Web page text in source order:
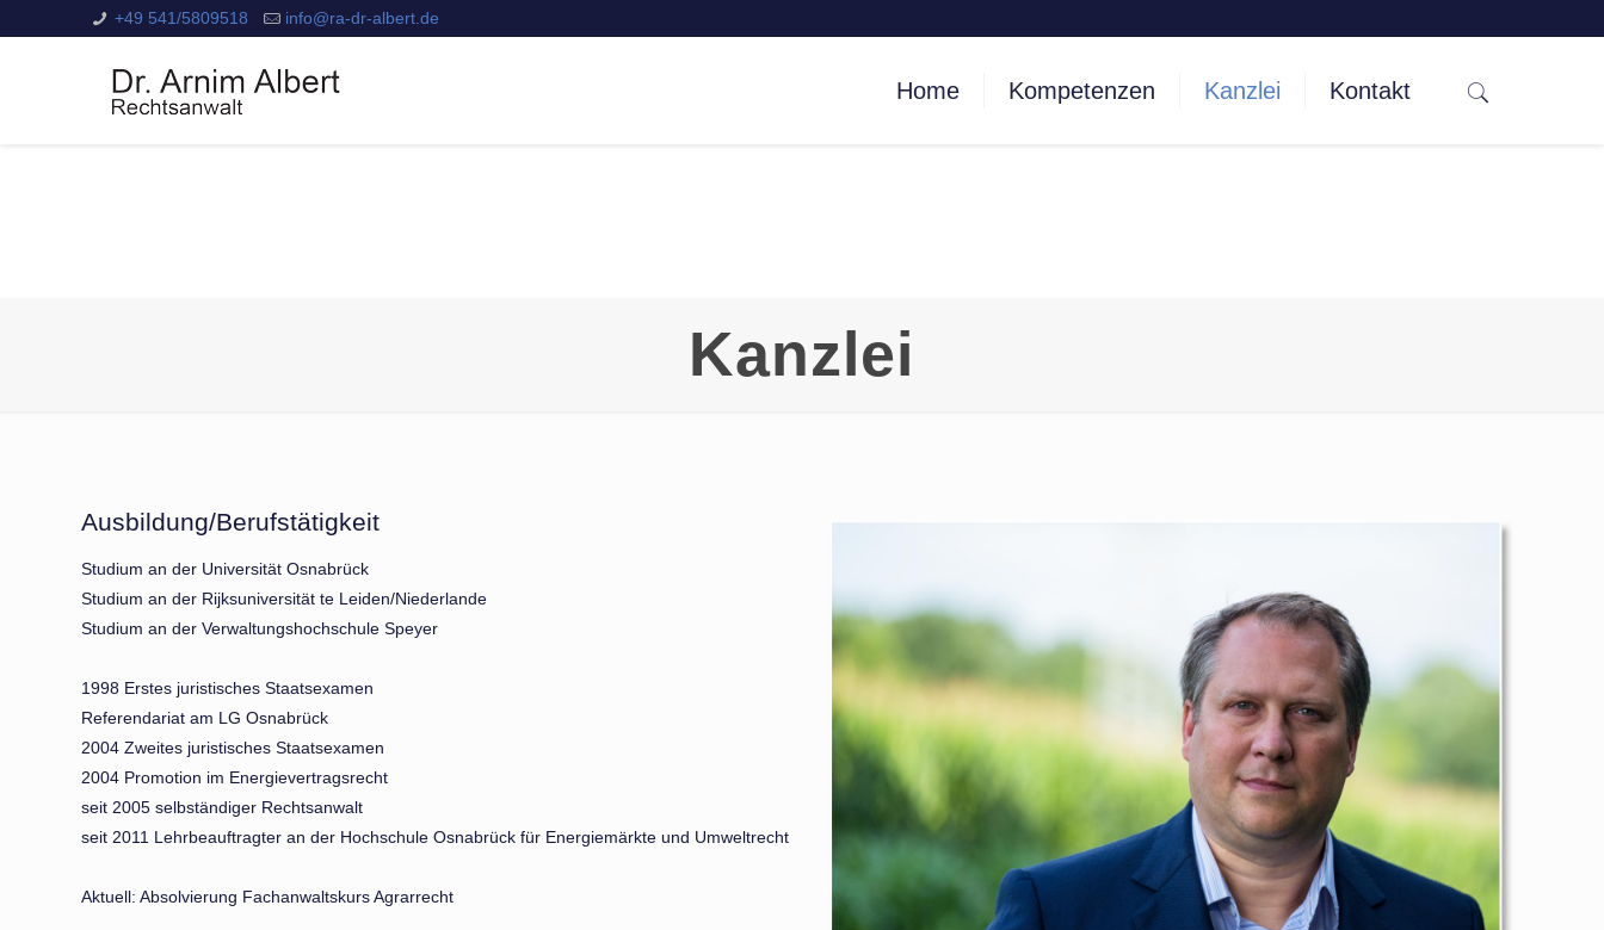
+49 541/5809518 info@ra-dr-albert.de
Home Kompetenzen Kanzlei Kontakt
Kanzlei
Ausbildung/Berufstätigkeit
Studium an der Universität Osnabrück
Studium an der Rijksuniversität te Leiden/Niederlande
Studium an der Verwaltungshochschule Speyer
1998 Erstes juristisches Staatsexamen
Referendariat am LG Osnabrück
2004 Zweites juristisches Staatsexamen
2004 Promotion im Energievertragsrecht
seit 2005 selbständiger Rechtsanwalt
seit 2011 Lehrbeauftragter an der Hochschule Osnabrück für Energiemärkte und Umweltrecht
Aktuell: Absolvierung Fachanwaltskurs Agrarrecht